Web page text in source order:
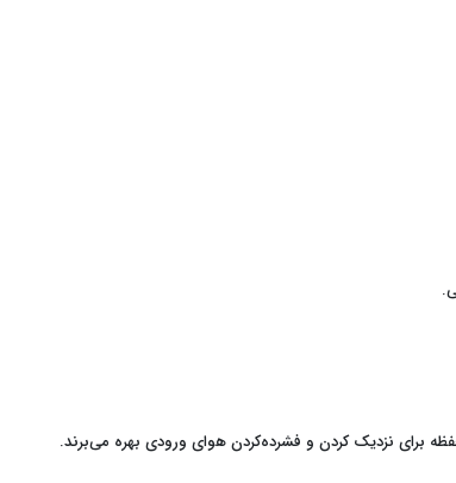
برای نزدیک کردن و فشرده‌کردن هوای ورودی بهره می‌برند.